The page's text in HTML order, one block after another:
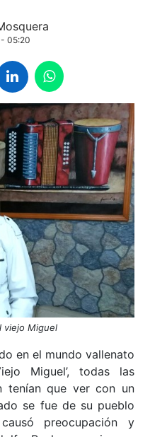
05:20
viejo Miguel
en el mundo vallenato
Miguel’, todas las
tenían que ver con un
se fue de su pueblo
preocupación y